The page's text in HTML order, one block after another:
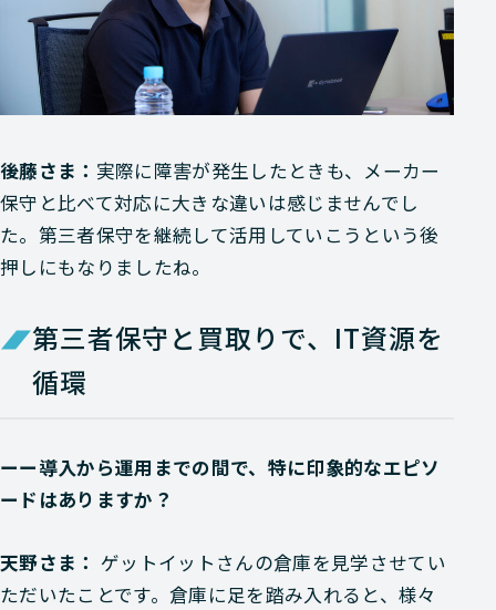
後藤さま： 実際に障害が発生したときも、メーカー
保守と比べて対応に大きな違いは感じませんでし
た。第三者保守を継続して活用していこうという後
押しにもなりましたね。
第三者保守と買取りで、IT資源を
循環
ーー導入から運用までの間で、特に印象的なエピソ
ードはありますか？
天野さま： ゲットイットさんの倉庫を見学させてい
ただいたことです。倉庫に足を踏み入れると、様々